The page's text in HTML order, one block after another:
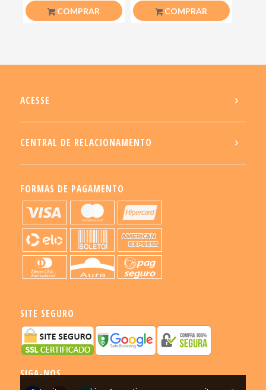
COMPRAR COMPRAR
ACESSE
CENTRAL DE RELACIONAMENTO
FORMAS DE PAGAMENTO
SITE SEGURO
SIGA-NOS